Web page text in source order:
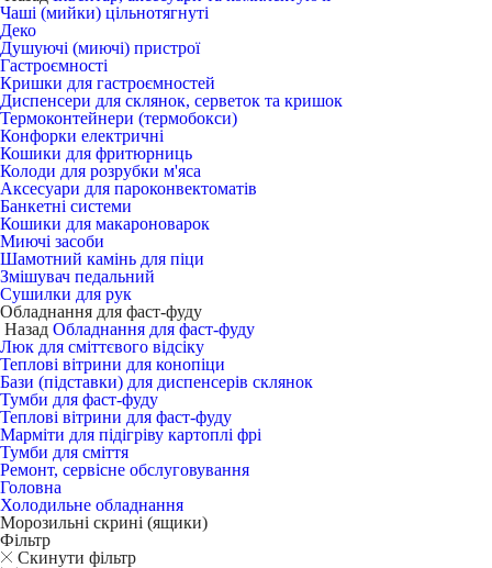
Чаші (мийки) цільнотягнуті
Деко
Душуючі (миючі) пристрої
Гастроємності
Кришки для гастроємностей
Диспенсери для склянок, серветок та кришок
Термоконтейнери (термобокси)
Конфорки електричні
Кошики для фритюрниць
Колоди для розрубки м'яса
Аксесуари для пароконвектоматів
Банкетні системи
Кошики для макароноварок
Миючі засоби
Шамотний камінь для піци
Змішувач педальний
Сушилки для рук
Обладнання для фаст-фуду
Назад Обладнання для фаст-фуду
Люк для сміттєвого відсіку
Теплові вітрини для конопіци
Бази (підставки) для диспенсерів склянок
Тумби для фаст-фуду
Теплові вітрини для фаст-фуду
Марміти для підігріву картоплі фрі
Тумби для сміття
Ремонт, сервісне обслуговування
Головна
Холодильне обладнання
Морозильні скрині (ящики)
Фільтр
Скинути фільтр